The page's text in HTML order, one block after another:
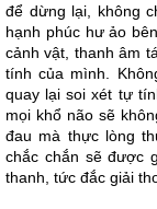
để dừng lại, không
hạnh phúc hư ảo
cảnh vật, thanh âm
tính của mình.
quay lại soi xét tự
mọi khổ não sẽ
đau mà thực lòng
chắc chắn sẽ được
thanh, tức đắc giải